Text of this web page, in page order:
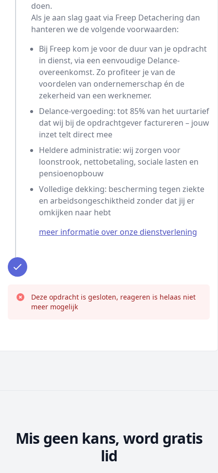
doen.
Als je aan slag gaat via Freep Detachering dan
hanteren we de volgende voorwaarden:
Bij Freep kom je voor de duur van je opdracht
in dienst, via een eenvoudige Delance-
overeenkomst. Zo profiteer je van de
voordelen van ondernemerschap én de
zekerheid van een werknemer.
Delance-vergoeding: tot 85% van het uurtarief
dat wij bij de opdrachtgever factureren – jouw
inzet telt direct mee
Heldere administratie: wij zorgen voor
loonstrook, nettobetaling, sociale lasten en
pensioenopbouw
Volledige dekking: bescherming tegen ziekte
en arbeidsongeschiktheid zonder dat jij er
omkijken naar hebt
meer informatie over onze dienstverlening
Deze opdracht is gesloten, reageren is helaas niet
meer mogelijk
Mis geen kans, word gratis
lid